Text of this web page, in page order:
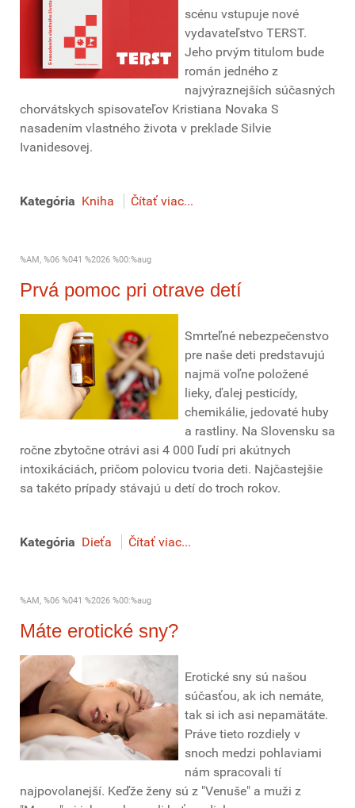
scénu vstupuje nové
vydavateľstvo TERST.
Jeho prvým titulom bude
román jedného z
najvýraznejších súčasných
chorvátskych spisovateľov Kristiana Novaka S
nasadením vlastného života v preklade Silvie
Ivanidesovej.
Kategória Kniha Čítať viac...
%AM, %06 %041 %2026 %00:%aug
Prvá pomoc pri otrave detí
Smrteľné nebezpečenstvo
pre naše deti predstavujú
najmä voľne položené
lieky, ďalej pesticídy,
chemikálie, jedovaté huby
a rastliny. Na Slovensku sa
ročne zbytočne otrávi asi 4 000 ľudí pri akútnych
intoxikáciách, pričom polovicu tvoria deti. Najčastejšie
sa takéto prípady stávajú u detí do troch rokov.
Kategória Dieťa Čítať viac...
%AM, %06 %041 %2026 %00:%aug
Máte erotické sny?
Erotické sny sú našou
súčasťou, ak ich nemáte,
tak si ich asi nepamätáte.
Práve tieto rozdiely v
snoch medzi pohlaviami
nám spracovali tí
najpovolanejší. Keďže ženy sú z "Venuše" a muži z